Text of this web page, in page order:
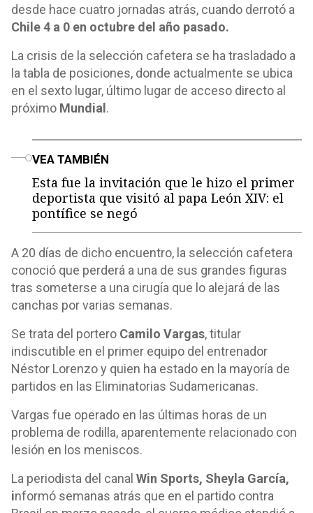
desde hace cuatro jornadas atrás, cuando derrotó a
Chile 4 a 0 en octubre del año pasado.
La crisis de la selección cafetera se ha trasladado a
la tabla de posiciones, donde actualmente se ubica
en el sexto lugar, último lugar de acceso directo al
próximo Mundial .
VEA TAMBIÉN
Esta fue la invitación que le hizo el primer
deportista que visitó al papa León XIV: el
pontífice se negó
A 20 días de dicho encuentro, la selección cafetera
conoció que perderá a una de sus grandes figuras
tras someterse a una cirugía que lo alejará de las
canchas por varias semanas.
Se trata del portero Camilo Vargas, titular
indiscutible en el primer equipo del entrenador
Néstor Lorenzo y quien ha estado en la mayoría de
partidos en las Eliminatorias Sudamericanas.
Vargas fue operado en las últimas horas de un
problema de rodilla, aparentemente relacionado con
lesión en los meniscos.
La periodista del canal Win Sports, Sheyla García,
informó semanas atrás que en el partido contra